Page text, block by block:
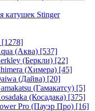
катушек Stinger
[1278]
(Аква) [537]
(Беркли) [22]
(Химера) [45]
(Дайва) [20]
(Гамакатсу) [5]
(Косадака) [375]
Pro (Пауэр Про) [16]